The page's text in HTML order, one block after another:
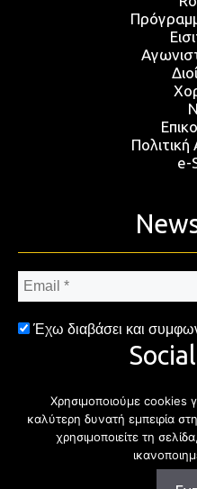
e-
Email
*
Έχω διαβάσει και
Facebook
Χρησιμοποιούμε cookies
καλύτερη δυνατή εμπειρία
χρησιμοποιείτε τη